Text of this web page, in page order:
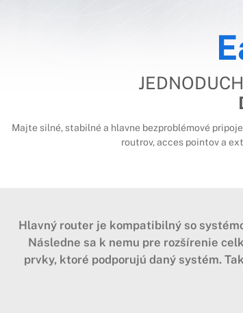
Majte silné, stabilné a hlavne bezproblémové
routrov, acces pointov a
Hlavný router je kompatibilný so
Následne sa k nemu pre rozšírenie
prvky, ktoré podporujú daný systém.